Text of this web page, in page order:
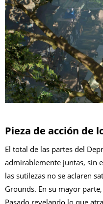
Pieza de acción de
El total de las partes del
admirablemente juntas, sin
las sutilezas no se aclaren
Grounds. En su mayor
Pasado revelando lo que